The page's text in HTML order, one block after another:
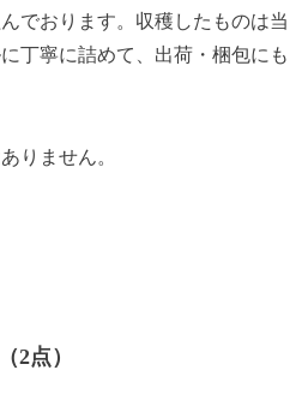
でおります。収穫したものは当
丁寧に詰めて、出荷・梱包にも
りません。
2点）